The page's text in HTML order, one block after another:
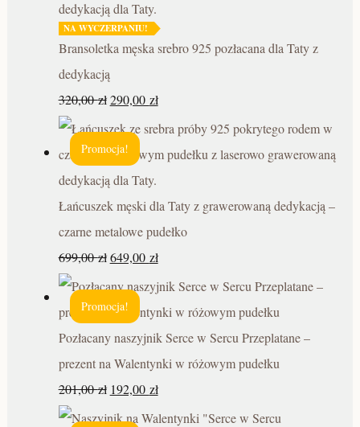
NA WYCZERPANIU!
Bransoletka męska srebro 925 pozłacana dla Taty z
dedykacją
320,00zł 290,00 zł
Promocja!
Łańcuszek męski dla Taty z grawerowaną dedykacją –
czarne metalowe pudełko
699,00zł 649,00 zł
Promocja!
Pozłacany naszyjnik Serce w Sercu Przeplatane –
prezent na Walentynki w różowym pudełku
201,00zł 192,00 zł